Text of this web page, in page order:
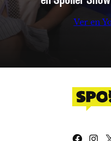
Ver en